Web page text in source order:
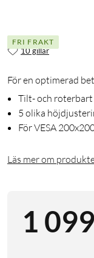
FRI FRAKT
10 gillar
För en optimerad
Tilt- och roterbart
5 olika
För VESA
Läs mer om
1 099